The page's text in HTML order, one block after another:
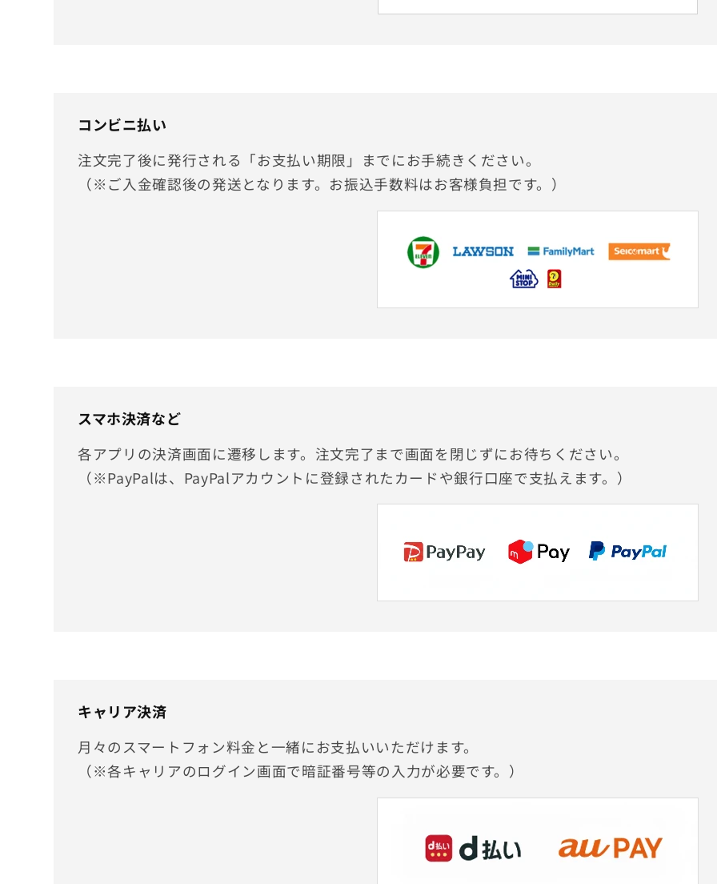
コンビニ払い
注文完了後に発行される「お支払い期限」までにお手続きください。
（※ご入金確認後の発送となります。お振込手数料はお客様負担です。）
スマホ決済など
各アプリの決済画面に遷移します。注文完了まで画面を閉じずにお待ちください。
（※PayPalは、PayPalアカウントに登録されたカードや銀行口座で支払えます。）
キャリア決済
月々のスマートフォン料金と一緒にお支払いいただけます。
（※各キャリアのログイン画面で暗証番号等の入力が必要です。）